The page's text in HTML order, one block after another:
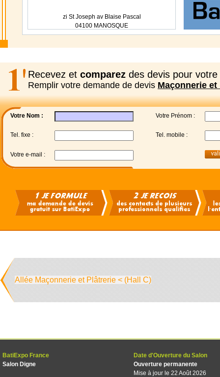
zi St Joseph av Blaise Pascal
04100 MANOSQUE
Recevez et comparez des devis pour votre
Remplir votre demande de devis Maçonnerie et
Votre Nom : Votre Prénom :
Tel. fixe : Tel. mobile :
Votre e-mail :
Allée Maçonnerie et Plâtrerie < (Hall C)
BatiExpo France
Salon Digne
Date d'Ouverture du Salon
Ouverture permanente
Mise à jour le 22 Août 2026